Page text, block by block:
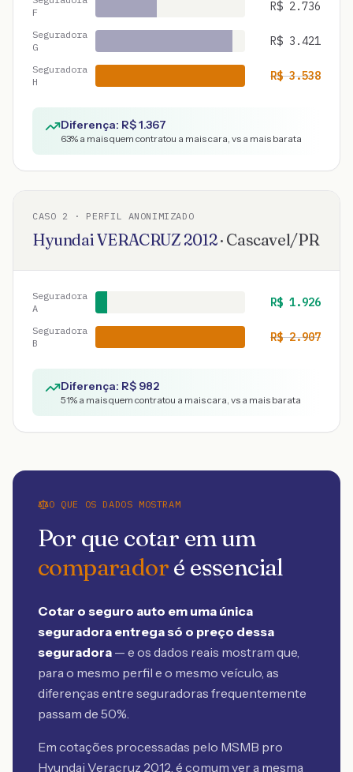
F
R$ 2.736
Seguradora
G
R$ 3.421
Seguradora
H
R$3.538
Diferença: R$1.367
63% a mais quem contratou a mais cara, vs a mais barata
CASO 2 · PERFIL ANONIMIZADO
HyundaiVERACRUZ 2012· Cascavel/PR
Seguradora
A
R$ 1.926
Seguradora
B
R$2.907
Diferença: R$ 982
51% a mais quem contratou a mais cara, vs a mais barata
O QUE OS DADOS MOSTRAM
Por que cotar em um
comparadoré essencial
Cotar o seguro auto em uma única
seguradora entrega só o preço dessa
seguradora — e os dados reais mostram que,
para o mesmo perfil e o mesmo veículo, as
diferenças entre seguradoras frequentemente
passam de 50%.
Em cotações processadas pelo MSMB pro
Hyundai Veracruz 2012, é comum ver a mesma